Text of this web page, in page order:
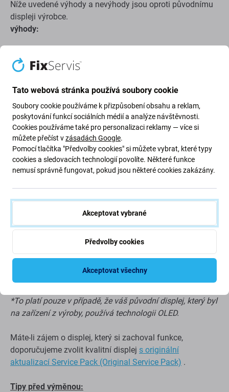
Níže uvedené výhody a nevýhody jsou oproti původnímu
displeji výrobce.
výhody:
Použití technologie LCD
Nevýhody:
Menší zobrazovací plocha
Mírně vyšší spodní okraj
Nelze zobrazit skutečnou černou
Snížený jas
Nižší rozlišení
Nižší spolehlivost
Nepodporuje Vždy na displeji*
PRO a originálním displejem*
Silnější zobrazovací panel ve srovnání s Aftermarket
PRO a originálním displejem*
*To platí pouze v případě, že váš původní displej, který byl
na zařízení z výroby, používá technologii OLED.
Máte-li zájem o displej, který si zachoval funkce,
doporučujeme zvolit kvalitní displej s originální
aktualizací Service Pack (Original Service Pack) .
Tipy před výměnou:
Tato webová stránka používá soubory cookie
Soubory cookie používáme k přizpůsobení obsahu a reklam,
poskytování funkcí sociálních médií a analýze návštěvnosti.
Cookies používáme také pro personalizaci reklamy — více si
můžete přečíst vzásadách Google.
Pomocí tlačítka "Předvolby cookies" si můžete vybrat, které typy
cookies a sledovacích technologií povolíte. Některé funkce
nemusí správně fungovat, pokud jsou některé cookies zakázány.
Akceptovat vybrané
Předvolby cookies
Akceptovat všechny